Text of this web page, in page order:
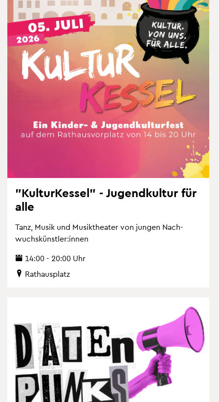
"Kul­tur­Kes­sel" - Ju­gend­kul­tur für
alle
Tanz, Musik und Mu­sik­thea­ter von jun­gen Nach­
wuchs­künst­ler:innen
14:00 - 20:00 Uhr
Rat­haus­platz